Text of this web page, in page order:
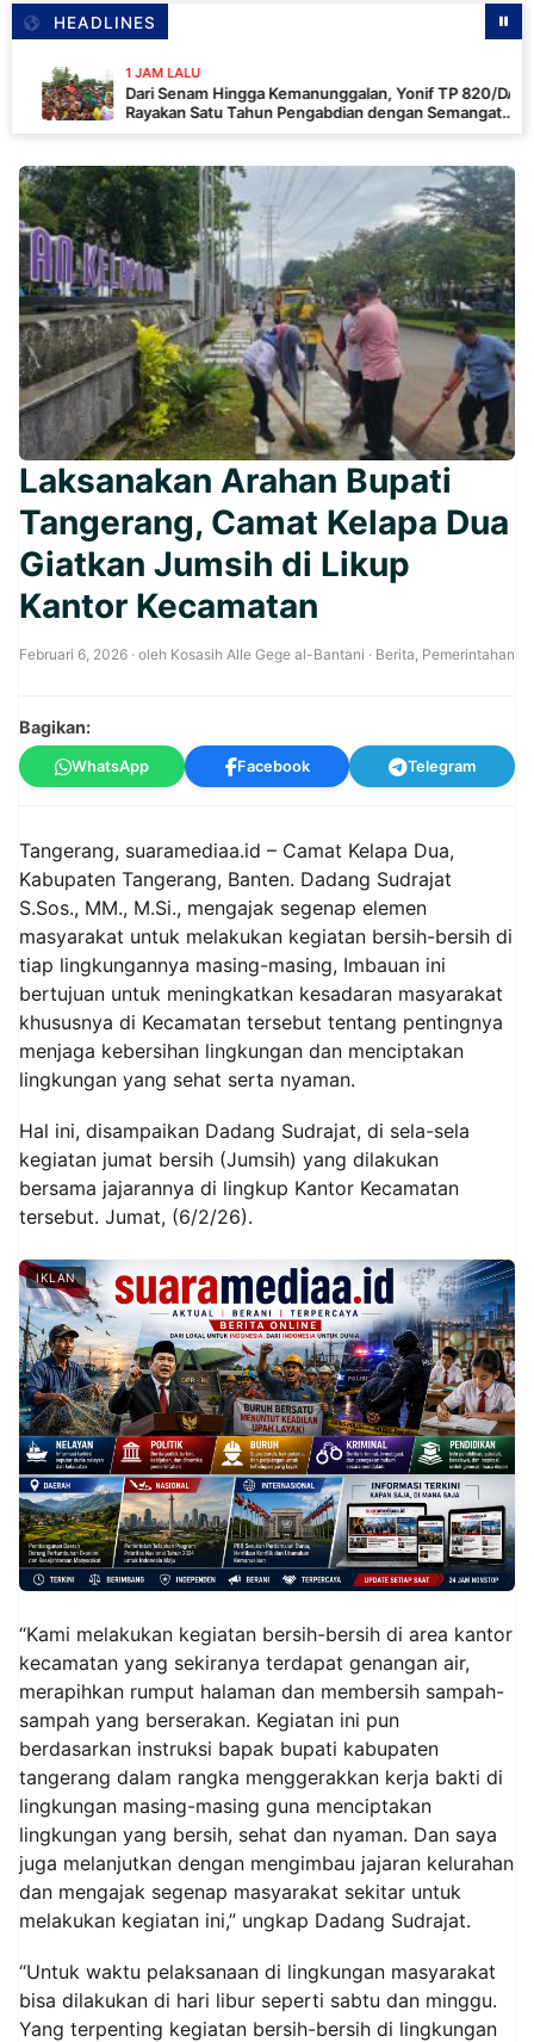
HEADLINES
1 JAM LALU
Dari Senam Hingga Kemanunggalan, Yonif TP 820/DAAI
Rayakan Satu Tahun Pengabdian dengan Semangat
Laksanakan Arahan Bupati
Tangerang, Camat Kelapa Dua
Giatkan Jumsih di Likup
Kantor Kecamatan
Februari 6, 2026 · oleh Kosasih Alle Gege al-Bantani · Berita, Pemerintahan
Bagikan:
WhatsApp Facebook Telegram
Tangerang, suaramediaa.id – Camat Kelapa Dua,
Kabupaten Tangerang, Banten. Dadang Sudrajat
S.Sos., MM., M.Si., mengajak segenap elemen
masyarakat untuk melakukan kegiatan bersih-bersih di
tiap lingkungannya masing-masing, Imbauan ini
bertujuan untuk meningkatkan kesadaran masyarakat
khususnya di Kecamatan tersebut tentang pentingnya
menjaga kebersihan lingkungan dan menciptakan
lingkungan yang sehat serta nyaman.
Hal ini, disampaikan Dadang Sudrajat, di sela-sela
kegiatan jumat bersih (Jumsih) yang dilakukan
bersama jajarannya di lingkup Kantor Kecamatan
tersebut. Jumat, (6/2/26).
IKLAN
“Kami melakukan kegiatan bersih-bersih di area kantor
kecamatan yang sekiranya terdapat genangan air,
merapihkan rumput halaman dan membersih sampah-
sampah yang berserakan. Kegiatan ini pun
berdasarkan instruksi bapak bupati kabupaten
tangerang dalam rangka menggerakkan kerja bakti di
lingkungan masing-masing guna menciptakan
lingkungan yang bersih, sehat dan nyaman. Dan saya
juga melanjutkan dengan mengimbau jajaran kelurahan
dan mengajak segenap masyarakat sekitar untuk
melakukan kegiatan ini,” ungkap Dadang Sudrajat.
“Untuk waktu pelaksanaan di lingkungan masyarakat
bisa dilakukan di hari libur seperti sabtu dan minggu.
Yang terpenting kegiatan bersih-bersih di lingkungan